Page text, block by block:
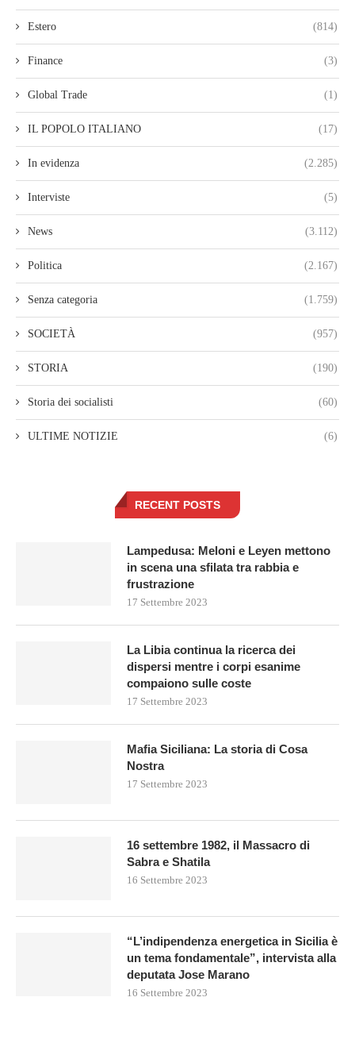
Estero (814)
Finance (3)
Global Trade (1)
IL POPOLO ITALIANO (17)
In evidenza (2.285)
Interviste (5)
News (3.112)
Politica (2.167)
Senza categoria (1.759)
SOCIETÀ (957)
STORIA (190)
Storia dei socialisti (60)
ULTIME NOTIZIE (6)
RECENT POSTS
Lampedusa: Meloni e Leyen mettono
in scena una sfilata tra rabbia e
frustrazione
17 Settembre 2023
La Libia continua la ricerca dei
dispersi mentre i corpi esanime
compaiono sulle coste
17 Settembre 2023
Mafia Siciliana: La storia di Cosa
Nostra
17 Settembre 2023
16 settembre 1982, il Massacro di
Sabra e Shatila
16 Settembre 2023
“L’indipendenza energetica in Sicilia è
un tema fondamentale”, intervista alla
deputata Jose Marano
16 Settembre 2023